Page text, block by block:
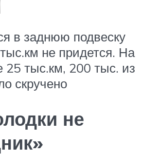
в заднюю подвеску
не придется. На
тыс.км, 200 тыс. из
скручено
не